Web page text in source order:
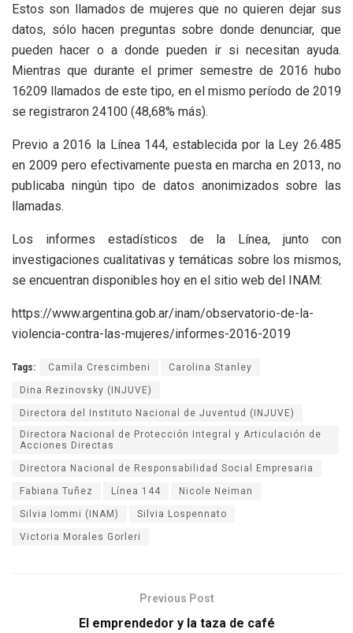
Estos son llamados de mujeres que no quieren dejar sus
datos, sólo hacen preguntas sobre donde denunciar, que
pueden hacer o a donde pueden ir si necesitan ayuda.
Mientras que durante el primer semestre de 2016 hubo
16209 llamados de este tipo, en el mismo período de 2019
se registraron 24100 (48,68% más).
Previo a 2016 la Línea 144, establecida por la Ley 26.485
en 2009 pero efectivamente puesta en marcha en 2013, no
publicaba ningún tipo de datos anonimizados sobre las
llamadas.
Los informes estadísticos de la Línea, junto con
investigaciones cualitativas y temáticas sobre los mismos,
se encuentran disponibles hoy en el sitio web del INAM:
https://www.argentina.gob.ar/inam/observatorio-de-la-
violencia-contra-las-mujeres/informes-2016-2019
Tags: Camila Crescimbeni Carolina Stanley
Dina Rezinovsky (INJUVE)
Directora del Instituto Nacional de Juventud (INJUVE)
Directora Nacional de Protección Integral y Articulación de
Acciones Directas
Directora Nacional de Responsabilidad Social Empresaria
Fabiana Tuñez Línea 144 Nicole Neiman
Silvia Iommi (INAM) Silvia Lospennato
Victoria Morales Gorleri
Previous Post
El emprendedor y la taza de café